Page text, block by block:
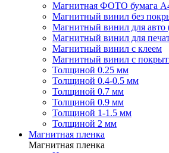
Магнитная ФОТО бумага
Магнитный винил без
Магнитный винил для авто
Магнитный винил для
Магнитный винил с клеем
Магнитный винил с
Толщиной 0.25 мм
Толщиной 0.4-0.5 мм
Толщиной 0.7 мм
Толщиной 0.9 мм
Толщиной 1-1.5 мм
Толщиной 2 мм
Магнитная пленка
Магнитная пленка